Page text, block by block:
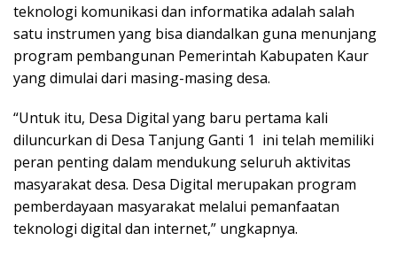
teknologi komunikasi dan informatika adalah salah
satu instrumen yang bisa diandalkan guna menunjang
program pembangunan Pemerintah Kabupaten Kaur
yang dimulai dari masing-masing desa.
“Untuk itu, Desa Digital yang baru pertama kali
diluncurkan di Desa Tanjung Ganti 1 ini telah memiliki
peran penting dalam mendukung seluruh aktivitas
masyarakat desa. Desa Digital merupakan program
pemberdayaan masyarakat melalui pemanfaatan
teknologi digital dan internet,” ungkapnya.